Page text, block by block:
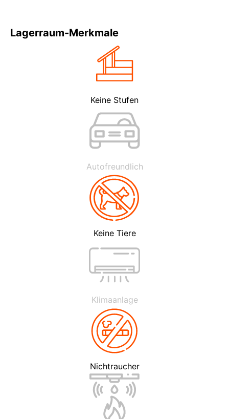
Lagerraum-Merkmale
Keine Stufen
Autofreundlich
Keine Tiere
Klimaanlage
Nichtraucher